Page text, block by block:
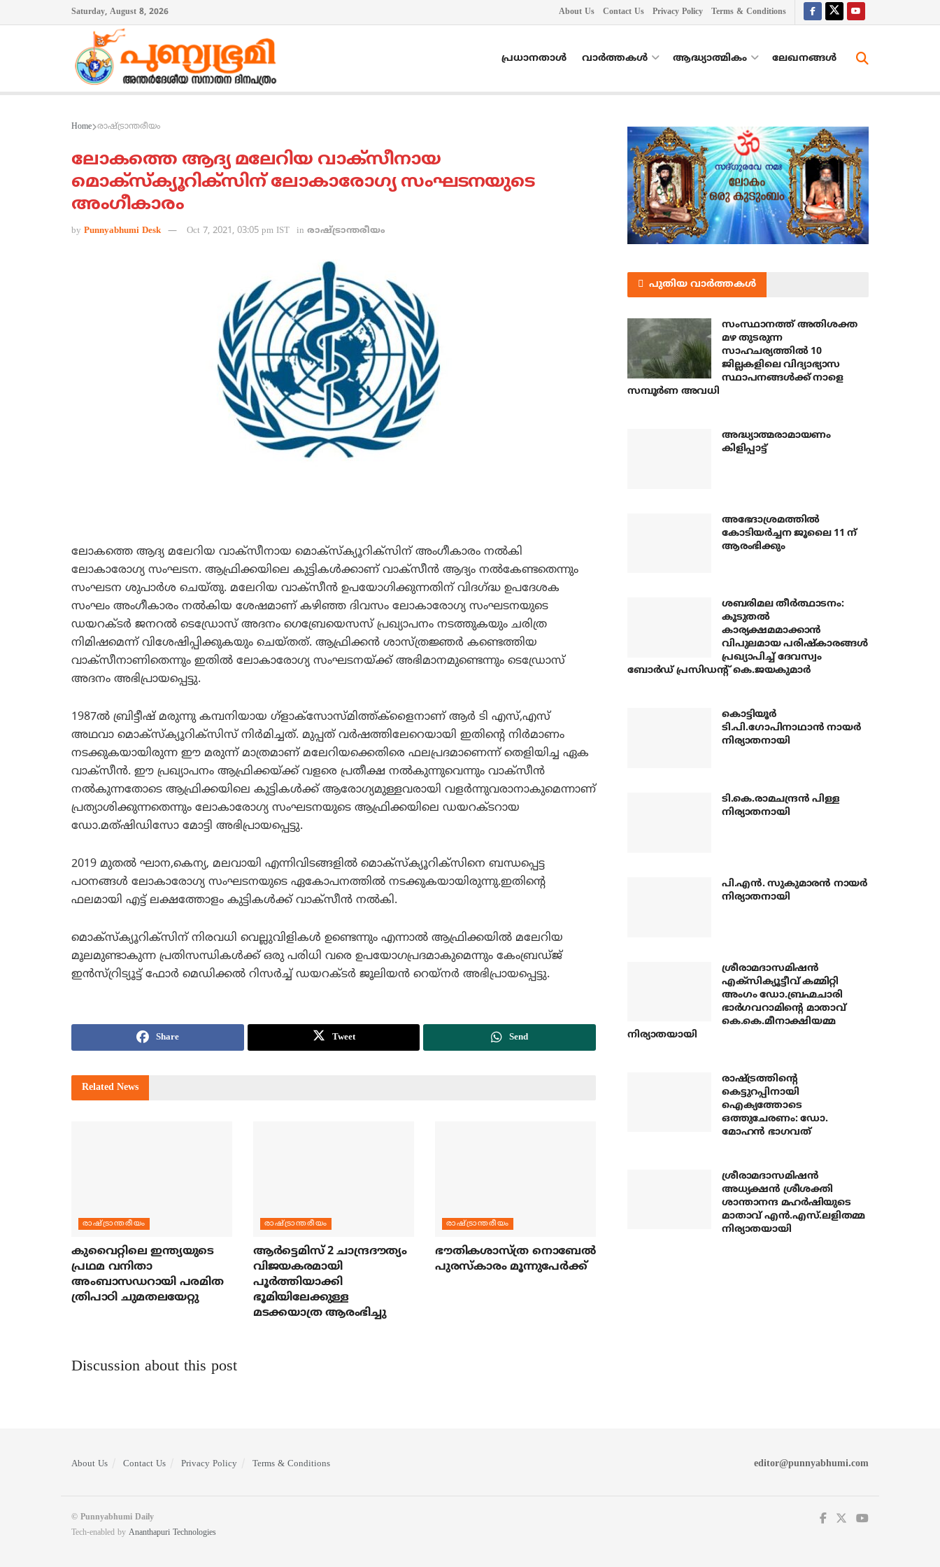
Saturday, August 8, 2026 About Us Contact Us Privacy Policy Terms & Conditions
പ്രധാനതാൾ വാർത്തകൾ ആദ്ധ്യാത്മികം ലേഖനങ്ങള്‍
Home രാഷ്ട്രാന്തരീയം
ലോകത്തെ ആദ്യ മലേറിയ വാക്‌സീനായ
മൊക്‌സ്‌ക്യൂറിക്‌സിന് ലോകാരോഗ്യ സംഘടനയുടെ
അംഗീകാരം
by Punnyabhumi Desk Oct 7, 2021, 03:05 pm IST in രാഷ്ട്രാന്തരീയം
ലോകത്തെ ആദ്യ മലേറിയ വാക്‌സീനായ മൊക്‌സ്‌ക്യൂറിക്‌സിന് അംഗീകാരം നല്‍കി
ലോകാരോഗ്യ സംഘടന. ആഫ്രിക്കയിലെ കുട്ടികള്‍ക്കാണ് വാക്‌സീന്‍ ആദ്യം നല്‍കേണ്ടതെന്നും
സംഘടന ശുപാര്‍ശ ചെയ്തു. മലേറിയ വാക്‌സീന്‍ ഉപയോഗിക്കുന്നതിന് വിദഗ്ദ്ധ ഉപദേശക
സംഘം അംഗീകാരം നല്‍കിയ ശേഷമാണ് കഴിഞ്ഞ ദിവസം ലോകാരോഗ്യ സംഘടനയുടെ
ഡയറക്ടര്‍ ജനറല്‍ ടെഡ്രോസ് അദനം ഗെബ്രേയെസസ് പ്രഖ്യാപനം നടത്തുകയും ചരിത്ര
നിമിഷമെന്ന് വിശേഷിപ്പിക്കുകയും ചെയ്തത്. ആഫ്രിക്കന്‍ ശാസ്ത്രജ്ഞര്‍ കണ്ടെത്തിയ
വാക്‌സീനാണിതെന്നും ഇതില്‍ ലോകാരോഗ്യ സംഘടനയ്ക്ക് അഭിമാനമുണ്ടെന്നും ടെഡ്രോസ്
അദനം അഭിപ്രായപ്പെട്ടു.
1987ല്‍ ബ്രിട്ടീഷ് മരുന്നു കമ്പനിയായ ഗ്‌ളാക്‌സോസ്മിത്ത്ക്‌ളൈനാണ് ആര്‍ ടി എസ്,എസ്
അഥവാ മൊക്‌സ്‌ക്യൂറിക്‌സിസ് നിര്‍മിച്ചത്. മുപ്പത് വര്‍ഷത്തിലേറെയായി ഇതിന്റെ നിര്‍മാണം
നടക്കുകയായിരുന്ന ഈ മരുന്ന് മാത്രമാണ് മലേറിയക്കെതിരെ ഫലപ്രദമാണെന്ന് തെളിയിച്ച ഏക
വാക്‌സീന്‍. ഈ പ്രഖ്യാപനം ആഫ്രിക്കയ്ക്ക് വളരെ പ്രതീക്ഷ നല്‍കുന്നുവെന്നും വാക്‌സീന്‍
നല്‍കുന്നതോടെ ആഫ്രിക്കയിലെ കുട്ടികള്‍ക്ക് ആരോഗ്യമുള്ളവരായി വളര്‍ന്നുവരാനാകുമെന്നാണ്
പ്രത്യാശിക്കുന്നതെന്നും ലോകാരോഗ്യ സംഘടനയുടെ ആഫ്രിക്കയിലെ ഡയറക്ടറായ
ഡോ.മത്ഷിഡിസോ മോട്ടി അഭിപ്രായപ്പെട്ടു.
2019 മുതല്‍ ഘാന,കെന്യ, മലവായി എന്നിവിടങ്ങളില്‍ മൊക്‌സ്‌ക്യൂറിക്‌സിനെ ബന്ധപ്പെട്ട
പഠനങ്ങള്‍ ലോകാരോഗ്യ സംഘടനയുടെ ഏകോപനത്തില്‍ നടക്കുകയായിരുന്നു.ഇതിന്റെ
ഫലമായി എട്ട് ലക്ഷത്തോളം കുട്ടികള്‍ക്ക് വാക്‌സീന്‍ നല്‍കി.
മൊക്‌സ്‌ക്യൂറിക്‌സിന് നിരവധി വെല്ലുവിളികള്‍ ഉണ്ടെന്നും എന്നാല്‍ ആഫ്രിക്കയില്‍ മലേറിയ
മൂലമുണ്ടാകുന്ന പ്രതിസന്ധികള്‍ക്ക് ഒരു പരിധി വരെ ഉപയോഗപ്രദമാകുമെന്നും കേംബ്രഡ്ജ്
ഇന്‍സ്റ്രിട്യൂട്ട് ഫോര്‍ മെഡിക്കല്‍ റിസര്‍ച്ച് ഡയറക്ടര്‍ ജൂലിയന്‍ റെയ്‌നര്‍ അഭിപ്രായപ്പെട്ടു.
Share Tweet Send
Related News
രാഷ്ട്രാന്തരീയം
കുവൈറ്റിലെ ഇന്ത്യയുടെ
പ്രഥമ വനിതാ
അംബാസഡറായി പരമിത
ത്രിപാഠി ചുമതലയേറ്റു
രാഷ്ട്രാന്തരീയം
ആര്‍ട്ടെമിസ് 2 ചാന്ദ്രദൗത്യം
വിജയകരമായി
പൂര്‍ത്തിയാക്കി
ഭൂമിയിലേക്കുള്ള
മടക്കയാത്ര ആരംഭിച്ചു
രാഷ്ട്രാന്തരീയം
ഭൗതികശാസ്ത്ര നൊബേല്‍
പുരസ്‌കാരം മൂന്നുപേര്‍ക്ക്
Discussion about this post
പുതിയ വാർത്തകൾ
സംസ്ഥാനത്ത് അതിശക്ത
മഴ തുടരുന്ന
സാഹചര്യത്തിൽ 10
ജില്ലകളിലെ വിദ്യാഭ്യാസ
സ്ഥാപനങ്ങൾക്ക് നാളെ
സമ്പൂർണ അവധി
അദ്ധ്യാത്മരാമായണം
കിളിപ്പാട്ട്
അഭേദാശ്രമത്തില്‍
കോടിയര്‍ച്ചന ജൂലൈ 11 ന്
ആരംഭിക്കും
ശബരിമല തീര്‍ത്ഥാടനം:
കൂടുതല്‍
കാര്യക്ഷമമാക്കാന്‍
വിപുലമായ പരിഷ്‌കാരങ്ങള്‍
പ്രഖ്യാപിച്ച് ദേവസ്വം
ബോര്‍ഡ് പ്രസിഡന്റ് കെ.ജയകുമാര്‍
കൊട്ടിയൂര്‍
ടി.പി.ഗോപിനാഥാന്‍ നായര്‍
നിര്യാതനായി
ടി.കെ.രാമചന്ദ്രന്‍ പിള്ള
നിര്യാതനായി
പി.എന്‍. സുകുമാരന്‍ നായര്‍
നിര്യാതനായി
ശ്രീരാമദാസമിഷന്‍
എക്‌സിക്യൂട്ടീവ് കമ്മിറ്റി
അംഗം ഡോ.ബ്രഹ്മചാരി
ഭാര്‍ഗവറാമിന്റെ മാതാവ്
കെ.കെ.മീനാക്ഷിയമ്മ
നിര്യാതയായി
രാഷ്ട്രത്തിന്റെ
കെട്ടുറപ്പിനായി
ഐക്യത്തോടെ
ഒത്തുചേരണം: ഡോ.
മോഹന്‍ ഭാഗവത്
ശ്രീരാമദാസമിഷന്‍
അധ്യക്ഷന്‍ ശ്രീശക്തി
ശാന്താനന്ദ മഹര്‍ഷിയുടെ
മാതാവ് എന്‍.എസ്.ലളിതമ്മ
നിര്യാതയായി
About Us Contact Us Privacy Policy Terms & Conditions editor@punnyabhumi.com
© Punnyabhumi Daily
Tech-enabled by Ananthapuri Technologies